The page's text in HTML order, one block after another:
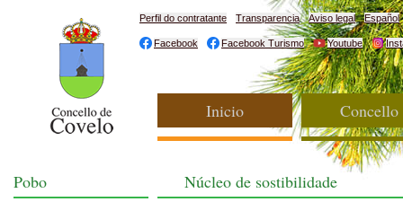
Perfil do contratante Transparencia Aviso legal Español
Facebook Facebook Turismo Youtube
Inicio Concello
Pobo Núcleo de sostibilidade